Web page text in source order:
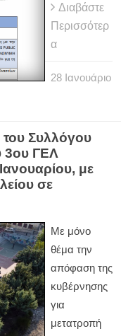
Διαβάστε
Περισσότερ
α
28 Ιανουάριο
του Συλλόγου
3ου ΓΕΛ
με
σε
Με μόνο
θέμα την
απόφαση της
κυβέρνησης
για
μετατροπή